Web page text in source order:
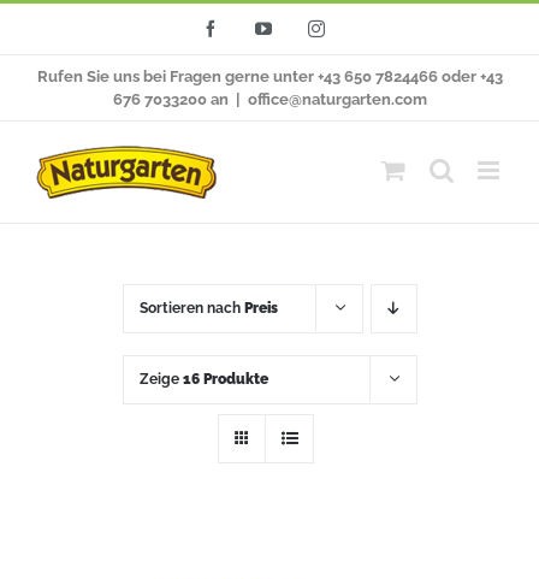
FacebookYouTubeInstagram
Rufen Sie uns bei Fragen gerne unter +43 650 7824466 oder +43
676 7033200 an
office@naturgarten.com
Sortieren nach Preis
Zeige 16 Produkte